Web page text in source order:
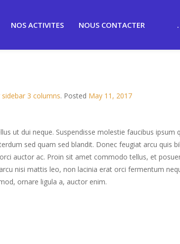
NOS ACTIVITES NOUS CONTACTER .
3 columns. Posted May 11, 2017
ut dui neque. Suspendisse molestie faucibus ipsum
sed quam sed blandit. Donec feugiat arcu quis
auctor ac. Proin sit amet commodo tellus, et
nisi mattis leo, non lacinia erat orci fermentum
ornare ligula a, auctor enim.